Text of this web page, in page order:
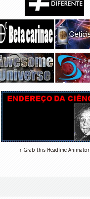
↑ Grab this Headline Animator